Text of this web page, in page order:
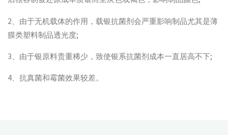
2、由于无机载体的作用，载银抗菌剂会严重影响制品尤其是薄
膜类塑料制品透光度;
3、由于银原料贵重稀少，致使银系抗菌剂成本一直居高不下;
4、抗真菌和霉菌效果较差。